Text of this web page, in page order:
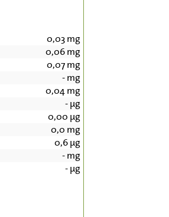
0,03mg
0,06mg
0,07mg
-mg
0,04mg
-µg
0,00 µg
0,0 mg
0,6µg
-mg
-µg